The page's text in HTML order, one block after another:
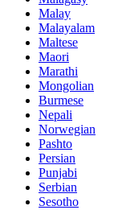
Malay
Malayalam
Maltese
Maori
Marathi
Mongolian
Burmese
Nepali
Norwegian
Pashto
Persian
Punjabi
Serbian
Sesotho